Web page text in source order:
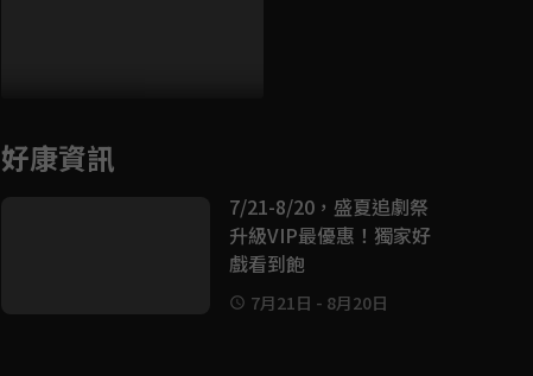
好康資訊
7/21-8/20，盛夏追劇祭
升級VIP最優惠！獨家好
戲看到飽
7月21日 - 8月20日